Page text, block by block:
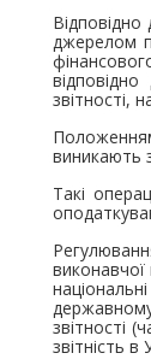
джерелом
звітності,
виникають
Такі
звітності
звітність в